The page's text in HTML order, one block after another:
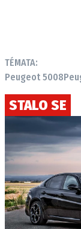
TÉMATA:
Peugeot 5008
STALO SE